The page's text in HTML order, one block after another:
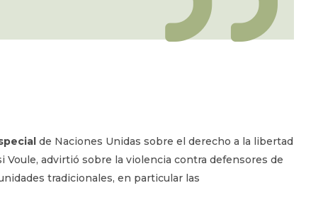
de Naciones Unidas sobre el derecho a la libertad
advirtió sobre la violencia contra defensores de
tradicionales, en particular las